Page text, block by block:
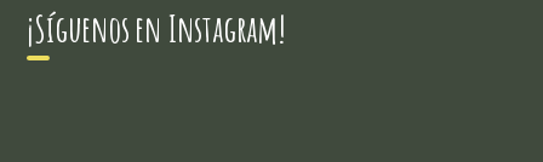
¡Síguenos en Instagram!